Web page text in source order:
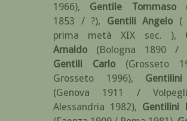
1966), Gentile Tommaso
1853 / ?), Gentili Angelo
(
prima metà XIX sec. ),
Arnaldo
(Bologna 1890 /
Gentili Carlo
(Grosseto
Grosseto 1996),
(Genova 1911 /
Alessandria 1982), Gentilini